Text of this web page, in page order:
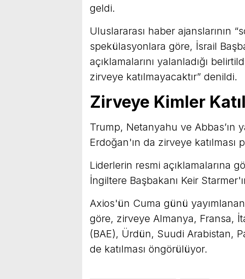
geldi.
Uluslararası haber ajanslarının
spekülasyonlara göre, İsrail
açıklamalarını yalanladığı
zirveye katılmayacaktır” denildi.
Zirveye Kimler
Trump, Netanyahu ve Abbas’ın
Erdoğan'ın da zirveye katılması
Liderlerin resmi açıklamalarına
İngiltere Başbakanı Keir
Axios'ün Cuma günü
göre, zirveye Almanya, Fransa,
(BAE), Ürdün, Suudi Arabistan,
de katılması öngörülüyor.